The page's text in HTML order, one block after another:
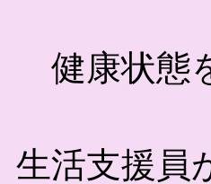
健康状態
生活支援員